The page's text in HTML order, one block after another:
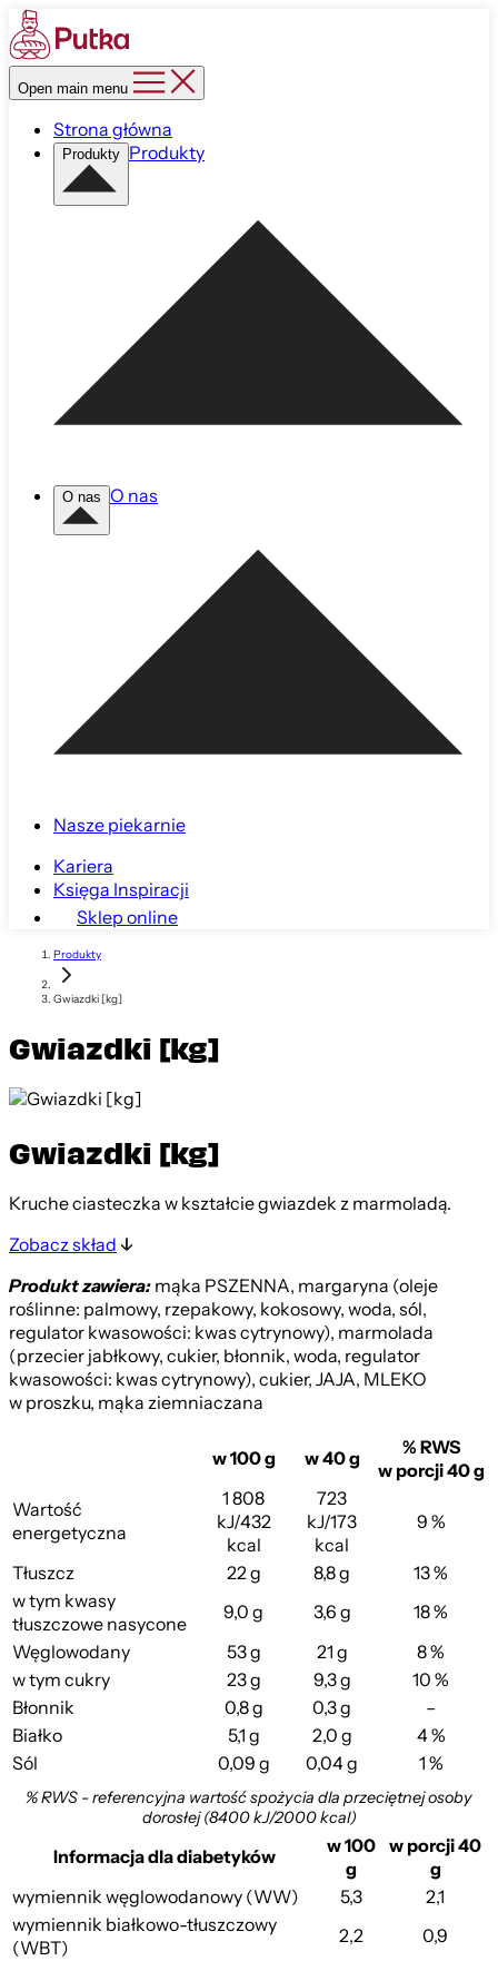
Open main menu
Strona główna
Produkty Produkty
O nas O nas
Nasze piekarnie
Kariera
Księga Inspiracji
Sklep online
Produkty
Gwiazdki [kg]
Gwiazdki [kg]
Gwiazdki [kg]
Kruche ciasteczka w kształcie gwiazdek z marmoladą.
Zobacz skład
Produkt zawiera:mąka PSZENNA, margaryna (oleje
roślinne: palmowy, rzepakowy, kokosowy, woda, sól,
regulator kwasowości: kwas cytrynowy), marmolada
(przecier jabłkowy, cukier, błonnik, woda, regulator
kwasowości: kwas cytrynowy), cukier, JAJA, MLEKO
w proszku, mąka ziemniaczana
w 100 g w 40 g
% RWS
w porcji 40 g
Wartość
energetyczna
1 808
kJ/432
kcal
723
kJ/173
kcal
9 %
Tłuszcz 22 g 8,8 g
13 %
w tym kwasy
tłuszczowe nasycone
9,0 g 3,6 g
18 %
Węglowodany
53 g 21 g
8 %
w tym cukry
23 g 9,3 g
10 %
Błonnik
0,8 g 0,3 g
–
Białko
5,1 g 2,0 g
4 %
Sól
0,09 g 0,04 g 1 %
% RWS - referencyjna wartość spożycia dla przeciętnej osoby
dorosłej (8400 kJ/2000 kcal)
Informacja dla diabetyków
w 100
g
w porcji 40
g
wymiennik węglowodanowy (WW)
5,3
2,1
wymiennik białkowo-tłuszczowy
(WBT)
2,2 0,9